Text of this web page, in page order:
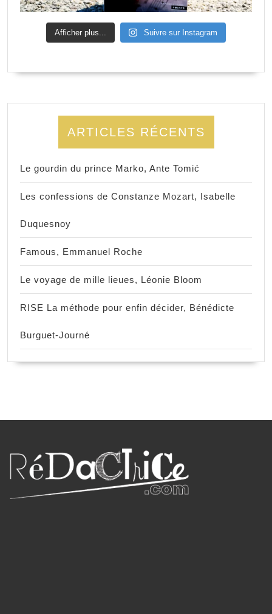
Afficher plus... Suivre sur Instagram
ARTICLES RÉCENTS
Le gourdin du prince Marko, Ante Tomić
Les confessions de Constanze Mozart, Isabelle
Duquesnoy
Famous, Emmanuel Roche
Le voyage de mille lieues, Léonie Bloom
RISE La méthode pour enfin décider, Bénédicte
Burguet-Journé